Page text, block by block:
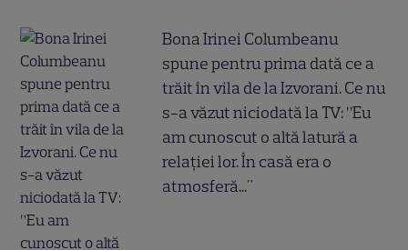
Bona Irinei Columbeanu
spune pentru prima dată ce a
trăit în vila de la Izvorani. Ce nu
s-a văzut niciodată la TV: ”Eu
am cunoscut o altă latură a
relației lor. În casă era o
atmosferă..."